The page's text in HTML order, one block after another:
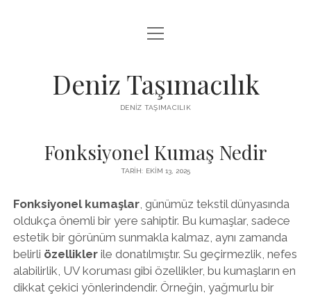
IGTV BEĞENI KASMA PARASIZ
SAYFA LISTESI
TWITTER PROFIL RESMI NASIL DEĞIŞTIRILIR
menüyü
aç
Deniz Taşımacılık
DENIZ TAŞIMACILIK
Fonksiyonel Kumaş Nedir
TARIH: EKIM 13, 2025
Fonksiyonel kumaşlar, günümüz tekstil dünyasında
oldukça önemli bir yere sahiptir. Bu kumaşlar, sadece
estetik bir görünüm sunmakla kalmaz, aynı zamanda
belirli özelliklerile donatılmıştır. Su geçirmezlik, nefes
alabilirlik, UV koruması gibi özellikler, bu kumaşların en
dikkat çekici yönlerindendir. Örneğin, yağmurlu bir